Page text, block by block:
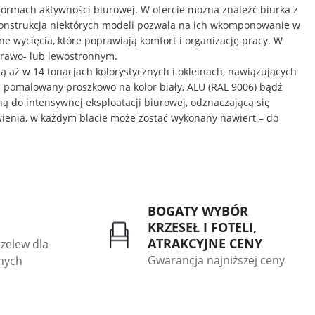
aktywności biurowej. W ofercie można znaleźć biurka z
niektórych modeli pozwala na ich wkomponowanie w
wycięcia, które poprawiają komfort i organizację pracy. W
lub lewostronnym.
w 14 tonacjach kolorystycznych i okleinach, nawiązujących
proszkowo na kolor biały, ALU (RAL 9006) bądź
do intensywnej eksploatacji biurowej, odznaczającą się
w każdym blacie może zostać wykonany nawiert – do
dla
BOGATY WYBÓR
KRZESEŁ I FOTELI,
ATRAKCYJNE CENY
Gwarancja najniższej ceny